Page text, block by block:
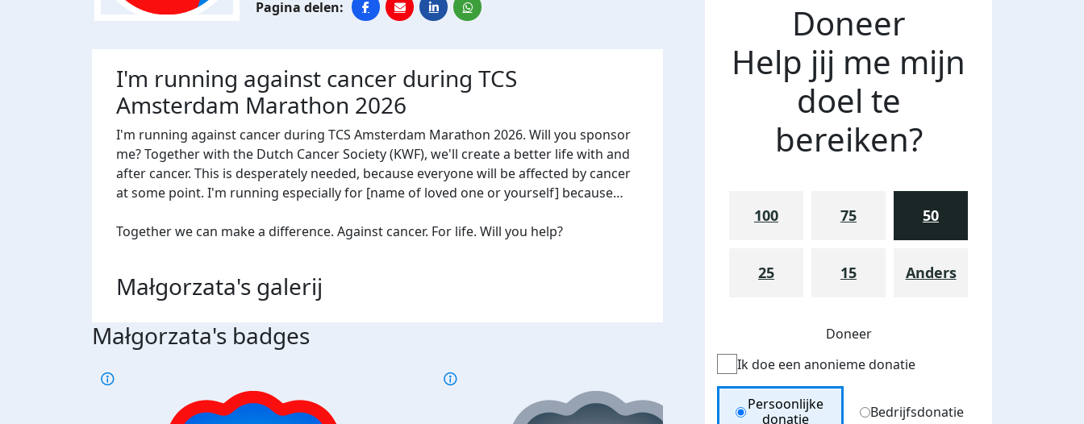
I'm running against cancer during TCS
Amsterdam Marathon 2026
I'm running against cancer during TCS Amsterdam Marathon 2026. Will you sponsor
me? Together with the Dutch Cancer Society (KWF), we'll create a better life with and
after cancer. This is desperately needed, because everyone will be affected by cancer
at some point. I'm running especially for [name of loved one or yourself] because…
Together we can make a difference. Against cancer. For life. Will you help?
Małgorzata's galerij
Małgorzata's badges
Doneer
Help jij me mijn
doel te
bereiken?
100 75 50
25 15 Anders
Doneer
Ik doe een anonieme donatie
Donation Type
Persoonlijke
donatie
Bedrijfsdonatie